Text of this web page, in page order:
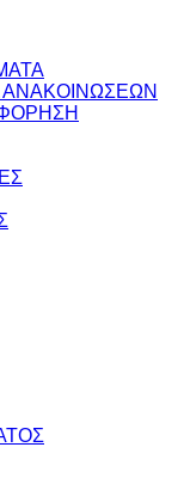
ΑΝΑΚΟΙΝΩΣΕΩΝ